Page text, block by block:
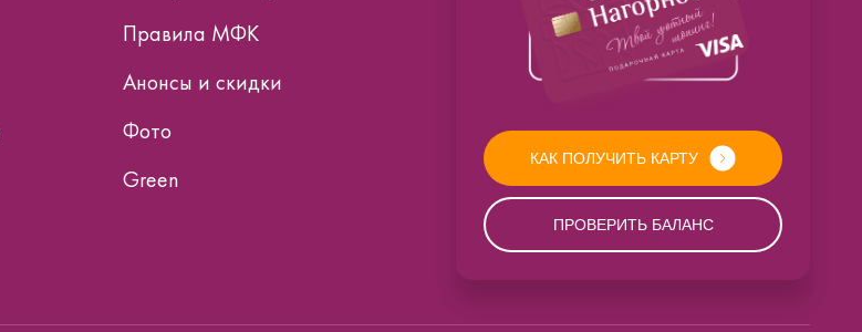
Правила МФК
Анонсы и скидки
Фото
Green
КАК ПОЛУЧИТЬ КАРТУ
ПРОВЕРИТЬ БАЛАНС